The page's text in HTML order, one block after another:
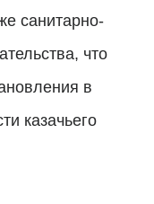
санитарно-
что
в
казачьего